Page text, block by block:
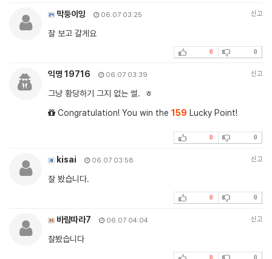
막둥이잉 06.07 03:25 신고
잘 보고 갈게요
0 0
익명 19716 06.07 03:39 신고
그냥 황당하기 그지 없는 썰. ㅎ
Congratulation! You win the 159 Lucky Point!
0 0
kisai 06.07 03:58 신고
잘 봤습니다.
0 0
바람따라7 06.07 04:04 신고
잘봤습니다
0 0